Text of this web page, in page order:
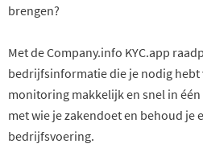
brengen?
Met de Company.info KYC.app
bedrijfsinformatie die je nodig hebt
monitoring makkelijk en snel in één
met wie je zakendoet en behoud je
bedrijfsvoering.